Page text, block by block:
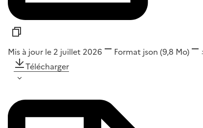
Mis à jour le 2 juillet 2026 Format json (9,8 Mo)
Télécharger